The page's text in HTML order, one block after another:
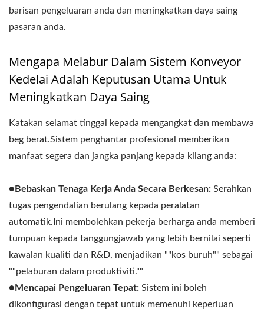
barisan pengeluaran anda dan meningkatkan daya saing
pasaran anda.
Mengapa Melabur Dalam Sistem Konveyor
Kedelai Adalah Keputusan Utama Untuk
Meningkatkan Daya Saing
Katakan selamat tinggal kepada mengangkat dan membawa
beg berat.Sistem penghantar profesional memberikan
manfaat segera dan jangka panjang kepada kilang anda:
●Bebaskan Tenaga Kerja Anda Secara Berkesan: Serahkan
tugas pengendalian berulang kepada peralatan
automatik.Ini membolehkan pekerja berharga anda memberi
tumpuan kepada tanggungjawab yang lebih bernilai seperti
kawalan kualiti dan R&D, menjadikan ""kos buruh"" sebagai
""pelaburan dalam produktiviti.""
●Mencapai Pengeluaran Tepat: Sistem ini boleh
dikonfigurasi dengan tepat untuk memenuhi keperluan